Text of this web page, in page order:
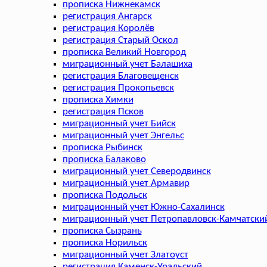
прописка Нижнекамск
регистрация Ангарск
регистрация Королёв
регистрация Старый Оскол
прописка Великий Новгород
миграционный учет Балашиха
регистрация Благовещенск
регистрация Прокопьевск
прописка Химки
регистрация Псков
миграционный учет Бийск
миграционный учет Энгельс
прописка Рыбинск
прописка Балаково
миграционный учет Северодвинск
миграционный учет Армавир
прописка Подольск
миграционный учет Южно-Сахалинск
миграционный учет Петропавловск-
прописка Сызрань
прописка Норильск
миграционный учет Златоуст